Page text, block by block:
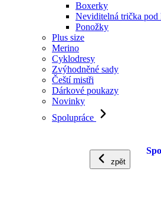
Boxerky
Neviditelná trička pod
Ponožky
Plus size
Merino
Cyklodresy
Zvýhodněné sady
Čeští mistři
Dárkové poukazy
Novinky
Spolupráce
zpět